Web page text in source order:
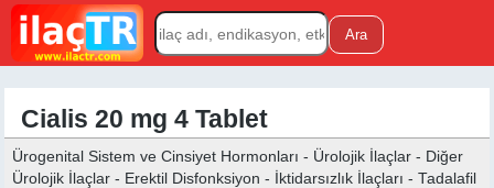
Cialis 20 mg 4 Tablet
Ürogenital Sistem ve Cinsiyet Hormonları - Ürolojik İlaçlar - Diğer
Ürolojik İlaçlar - Erektil Disfonksiyon - İktidarsızlık İlaçları - Tadalafil